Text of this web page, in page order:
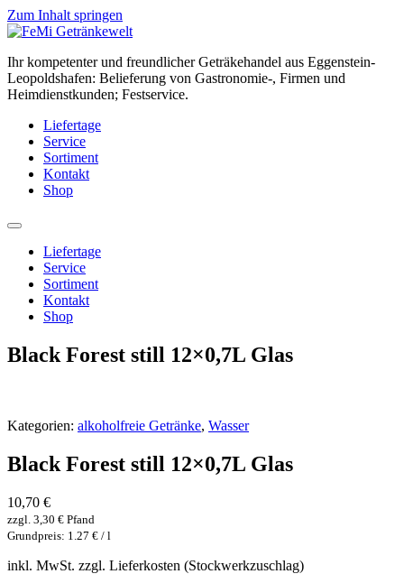
Zum Inhalt springen
Ihr kompetenter und freundlicher Geträkehandel aus Eggenstein-
Leopoldshafen: Belieferung von Gastronomie-, Firmen und
Heimdienstkunden; Festservice.
Liefertage
Service
Sortiment
Kontakt
Shop
Liefertage
Service
Sortiment
Kontakt
Shop
Black Forest still 12×0,7L Glas
Kategorien: alkoholfreie Getränke, Wasser
Black Forest still 12×0,7L Glas
10,70 €
zzgl. 3,30 € Pfand
Grundpreis: 1.27 € / l
inkl. MwSt. zzgl. Lieferkosten (Stockwerkzuschlag)